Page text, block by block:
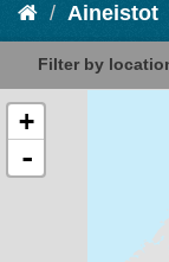
Aineistot
Filter by
+
-